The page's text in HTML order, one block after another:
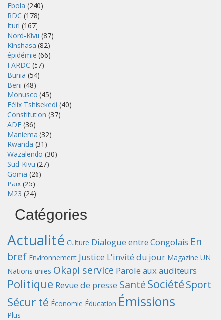
Ebola (240)
RDC (178)
Ituri (167)
Nord-Kivu (87)
Kinshasa (82)
épidémie (66)
FARDC (57)
Bunia (54)
Beni (48)
Monusco (45)
Félix Tshisekedi (40)
Constitution (37)
ADF (36)
Maniema (32)
Rwanda (31)
Wazalendo (30)
Sud-Kivu (27)
Goma (26)
Paix (25)
M23 (24)
Catégories
Actualité Culture Dialogue entre Congolais En
bref Environnement Justice L'invité du jour Magazine UN
Nations unies Okapi service Parole aux auditeurs
Politique Revue de presse Santé Société Sport
Sécurité Économie Éducation Émissions
Plus